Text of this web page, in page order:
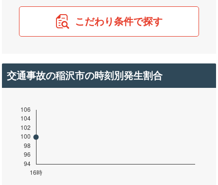
こだわり条件で探す
交通事故の稲沢市の時刻別発生割合